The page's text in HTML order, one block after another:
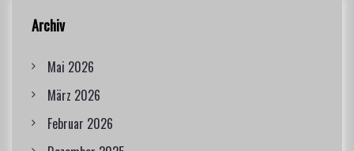
Archiv
Mai 2026
März 2026
Februar 2026